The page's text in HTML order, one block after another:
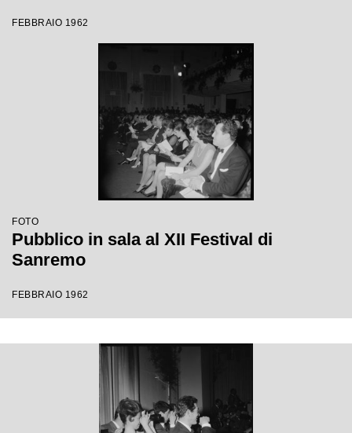
FEBBRAIO 1962
FOTO
Pubblico in sala al XII Festival di
Sanremo
FEBBRAIO 1962